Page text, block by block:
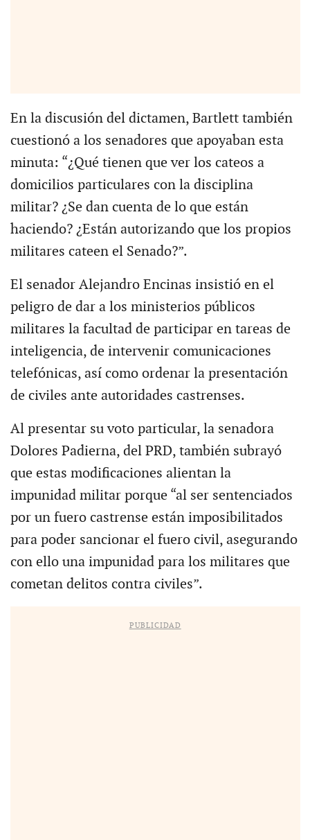
En la discusión del dictamen, Bartlett también
cuestionó a los senadores que apoyaban esta
minuta: “¿Qué tienen que ver los cateos a
domicilios particulares con la disciplina
militar? ¿Se dan cuenta de lo que están
haciendo? ¿Están autorizando que los propios
militares cateen el Senado?”.
El senador Alejandro Encinas insistió en el
peligro de dar a los ministerios públicos
militares la facultad de participar en tareas de
inteligencia, de intervenir comunicaciones
telefónicas, así como ordenar la presentación
de civiles ante autoridades castrenses.
Al presentar su voto particular, la senadora
Dolores Padierna, del PRD, también subrayó
que estas modificaciones alientan la
impunidad militar porque “al ser sentenciados
por un fuero castrense están imposibilitados
para poder sancionar el fuero civil, asegurando
con ello una impunidad para los militares que
cometan delitos contra civiles”.
PUBLICIDAD